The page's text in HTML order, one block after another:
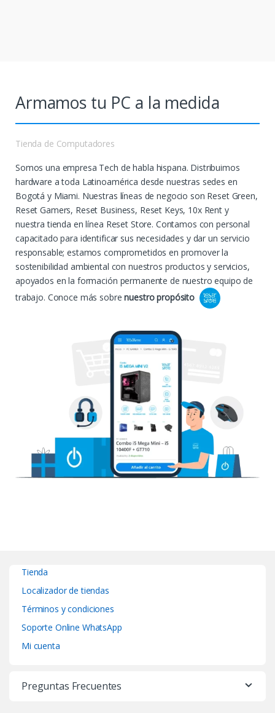
Armamos tu PC a la medida
Tienda de Computadores
Somos una empresa Tech de habla hispana. Distribuimos
hardware a toda Latinoamérica desde nuestras sedes en
Bogotá y Miami. Nuestras líneas de negocio son Reset Green,
Reset Gamers, Reset Business, Reset Keys, 10x Rent y
nuestra tienda en línea Reset Store. Contamos con personal
capacitado para identificar sus necesidades y dar un servicio
responsable; estamos comprometidos en promover la
sostenibilidad ambiental con nuestros productos y servicios,
apoyados en la formación permanente de nuestro equipo de
trabajo. Conoce más sobrenuestro propósito
Tienda
Localizador de tiendas
Términos y condiciones
Soporte Online WhatsApp
Mi cuenta
Preguntas Frecuentes